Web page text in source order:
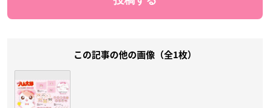
この記事の他の画像（全1枚）